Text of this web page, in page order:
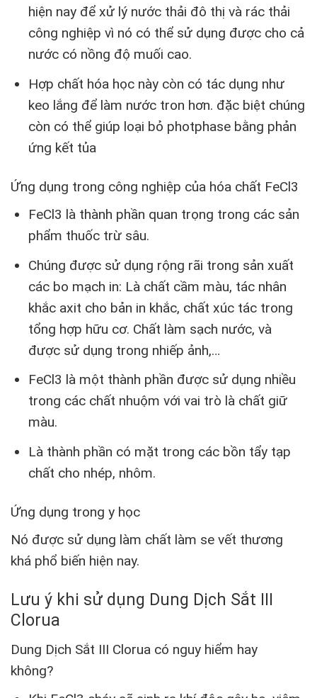
hiện nay để xử lý nước thải đô thị và rác thải
công nghiệp vì nó có thể sử dụng được cho cả
nước có nồng độ muối cao.
Hợp chất hóa học này còn có tác dụng như
keo lắng để làm nước tron hơn. đặc biệt chúng
còn có thể giúp loại bỏ photphase bằng phản
ứng kết tủa
Ứng dụng trong công nghiệp của hóa chất FeCl3
FeCl3 là thành phần quan trọng trong các sản
phẩm thuốc trừ sâu.
Chúng được sử dụng rộng rãi trong sản xuất
các bo mạch in: Là chất cầm màu, tác nhân
khắc axit cho bản in khắc, chất xúc tác trong
tổng hợp hữu cơ. Chất làm sạch nước, và
được sử dụng trong nhiếp ảnh,…
FeCl3 là một thành phần được sử dụng nhiều
trong các chất nhuộm với vai trò là chất giữ
màu.
Là thành phần có mặt trong các bồn tẩy tạp
chất cho nhép, nhôm.
Ứng dụng trong y học
Nó được sử dụng làm chất làm se vết thương
khá phổ biến hiện nay.
Lưu ý khi sử dụng Dung Dịch Sắt III
Clorua
Dung Dịch Sắt III Clorua có nguy hiểm hay
không?